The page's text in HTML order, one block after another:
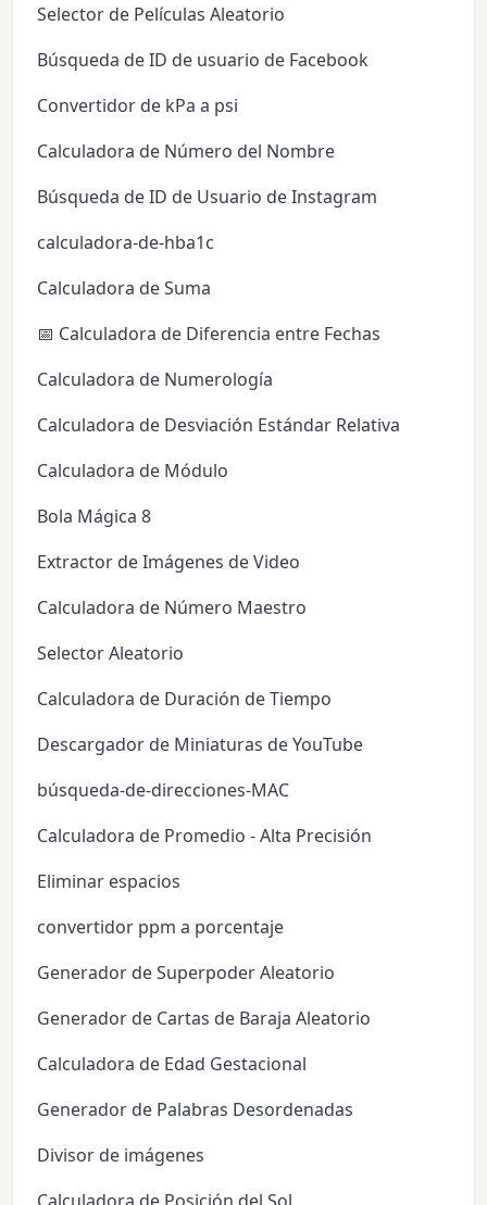
Selector de Películas Aleatorio
Búsqueda de ID de usuario de Facebook
Convertidor de kPa a psi
Calculadora de Número del Nombre
Búsqueda de ID de Usuario de Instagram
calculadora-de-hba1c
Calculadora de Suma
📅 Calculadora de Diferencia entre Fechas
Calculadora de Numerología
Calculadora de Desviación Estándar Relativa
Calculadora de Módulo
Bola Mágica 8
Extractor de Imágenes de Video
Calculadora de Número Maestro
Selector Aleatorio
Calculadora de Duración de Tiempo
Descargador de Miniaturas de YouTube
búsqueda-de-direcciones-MAC
Calculadora de Promedio - Alta Precisión
Eliminar espacios
convertidor ppm a porcentaje
Generador de Superpoder Aleatorio
Generador de Cartas de Baraja Aleatorio
Calculadora de Edad Gestacional
Generador de Palabras Desordenadas
Divisor de imágenes